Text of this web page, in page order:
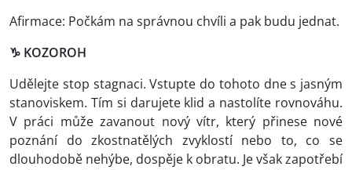
Afirmace: Počkám na správnou chvíli a pak budu jednat.
♑ KOZOROH
Udělejte stop stagnaci. Vstupte do tohoto dne s jasným
stanoviskem. Tím si darujete klid a nastolíte rovnováhu.
V práci může zavanout nový vítr, který přinese nové
poznání do zkostnatělých zvyklostí nebo to, co se
dlouhodobě nehýbe, dospěje k obratu. Je však zapotřebí